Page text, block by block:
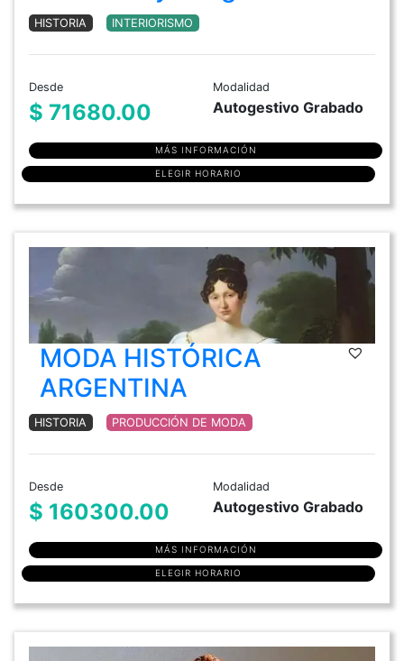
HISTORIA INTERIORISMO
Desde
$ 71680.00
Modalidad
Autogestivo Grabado
MÁS INFORMACIÓN
ELEGIR HORARIO
MODA HISTÓRICA
ARGENTINA
HISTORIA PRODUCCIÓN DE MODA
Desde
$ 160300.00
Modalidad
Autogestivo Grabado
MÁS INFORMACIÓN
ELEGIR HORARIO